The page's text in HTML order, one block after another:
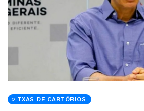
TXAS DE CARTÓRIOS